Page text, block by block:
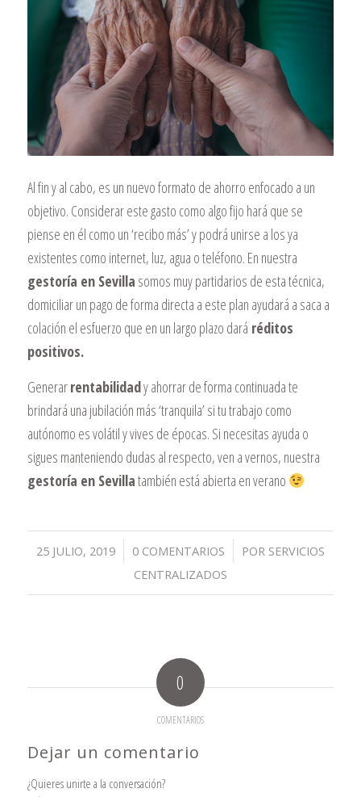
Al fin y al cabo, es un nuevo formato de ahorro enfocado a un
objetivo. Considerar este gasto como algo fijo hará que se
piense en él como un ‘recibo más’ y podrá unirse a los ya
existentes como internet, luz, agua o teléfono. En nuestra
gestoría en Sevilla somos muy partidarios de esta técnica,
domiciliar un pago de forma directa a este plan ayudará a saca a
colación el esfuerzo que en un largo plazo dará réditos
positivos.
Generarrentabilidady ahorrar de forma continuada te
brindará una jubilación más ‘tranquila’ si tu trabajo como
autónomo es volátil y vives de épocas. Si necesitas ayuda o
sigues manteniendo dudas al respecto, ven a vernos, nuestra
gestoría en Sevillatambién está abierta en verano
25 JULIO, 2019
/ 0 COMENTARIOS
/ POR SERVICIOS
CENTRALIZADOS
0
COMENTARIOS
Dejar un comentario
¿Quieres unirte a la conversación?